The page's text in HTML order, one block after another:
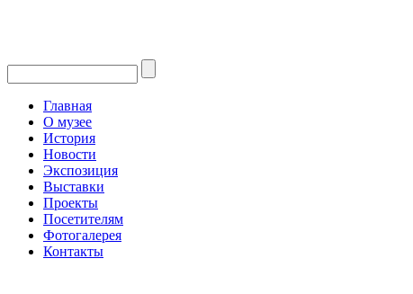
Главная
О музее
История
Новости
Экспозиция
Выставки
Проекты
Посетителям
Фотогалерея
Контакты